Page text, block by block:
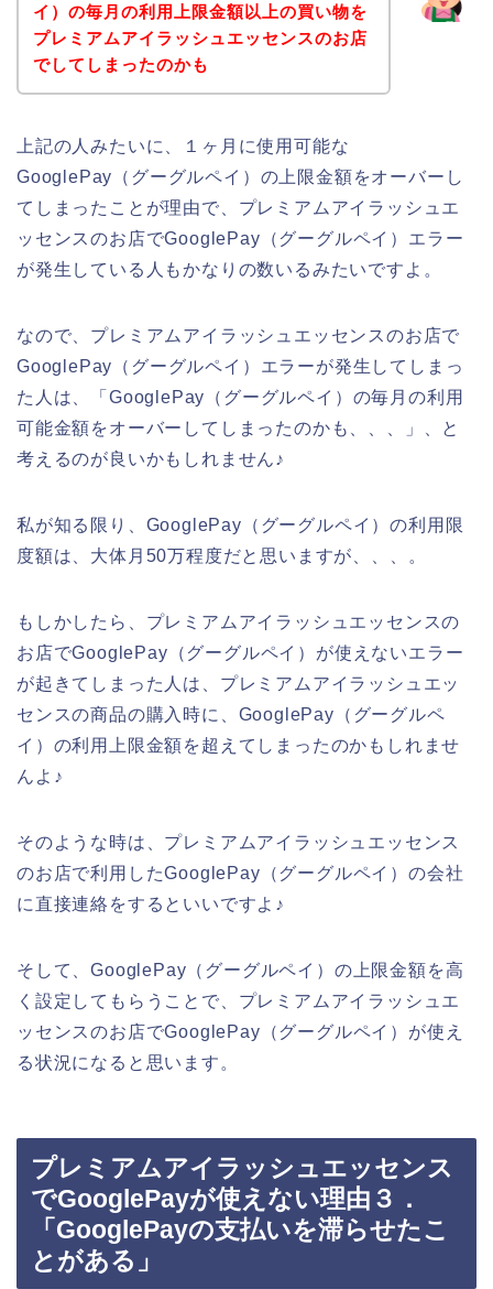
イ）の毎月の利用上限金額以上の買い物を
プレミアムアイラッシュエッセンスのお店
でしてしまったのかも
上記の人みたいに、１ヶ月に使用可能な
GooglePay（グーグルペイ）の上限金額をオーバーし
てしまったことが理由で、プレミアムアイラッシュエ
ッセンスのお店でGooglePay（グーグルペイ）エラー
が発生している人もかなりの数いるみたいですよ。
なので、プレミアムアイラッシュエッセンスのお店で
GooglePay（グーグルペイ）エラーが発生してしまっ
た人は、「GooglePay（グーグルペイ）の毎月の利用
可能金額をオーバーしてしまったのかも、、、」、と
考えるのが良いかもしれません♪
私が知る限り、GooglePay（グーグルペイ）の利用限
度額は、大体月50万程度だと思いますが、、、。
もしかしたら、プレミアムアイラッシュエッセンスの
お店でGooglePay（グーグルペイ）が使えないエラー
が起きてしまった人は、プレミアムアイラッシュエッ
センスの商品の購入時に、GooglePay（グーグルペ
イ）の利用上限金額を超えてしまったのかもしれませ
んよ♪
そのような時は、プレミアムアイラッシュエッセンス
のお店で利用したGooglePay（グーグルペイ）の会社
に直接連絡をするといいですよ♪
そして、GooglePay（グーグルペイ）の上限金額を高
く設定してもらうことで、プレミアムアイラッシュエ
ッセンスのお店でGooglePay（グーグルペイ）が使え
る状況になると思います。
プレミアムアイラッシュエッセンス
でGooglePayが使えない理由３．
「GooglePayの支払いを滞らせたこ
とがある」